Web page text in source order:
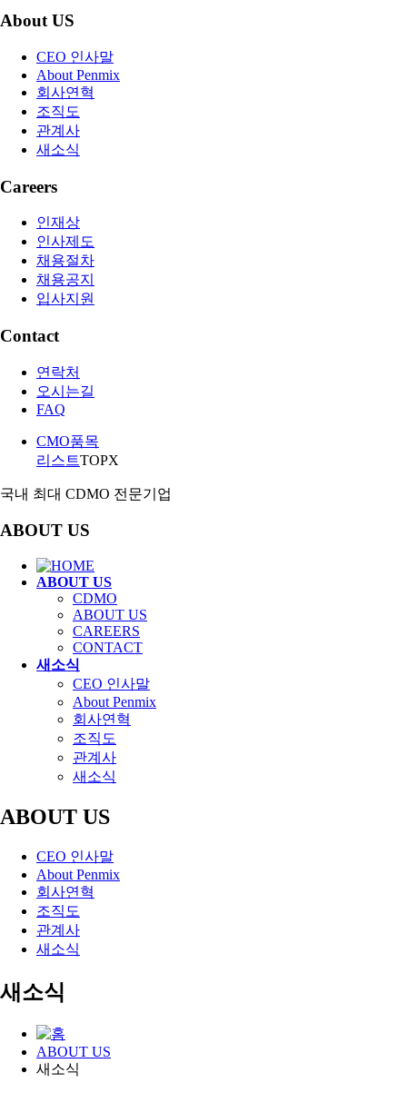
About US
CEO 인사말
About Penmix
회사연혁
조직도
관계사
새소식
Careers
인재상
인사제도
채용절차
채용공지
입사지원
Contact
연락처
오시는길
FAQ
CMO품목
리스트TOPX
국내 최대 CDMO 전문기업
ABOUT US
ABOUT US
CDMO
ABOUT US
CAREERS
CONTACT
새소식
CEO 인사말
About Penmix
회사연혁
조직도
관계사
새소식
ABOUT US
CEO 인사말
About Penmix
회사연혁
조직도
관계사
새소식
새소식
ABOUT US
새소식